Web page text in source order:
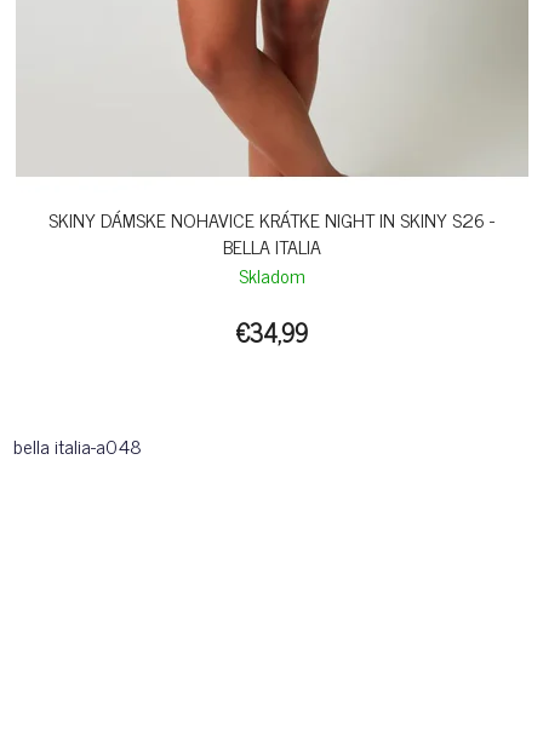
SKINY DÁMSKE NOHAVICE KRÁTKE NIGHT IN SKINY S26 -
BELLA ITALIA
Skladom
€34,99
bella italia-a048